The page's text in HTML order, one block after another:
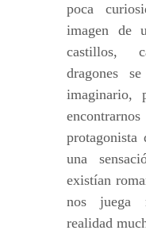
poca
imagen de
castillos,
dragones
imaginario,
protagonista
una
existían
nos juega
realidad